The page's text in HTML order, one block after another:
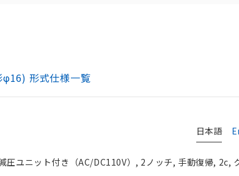
形式仕様一覧
日本語
ユニット付き（AC/DC110V）, 2ノッチ, 手動復帰, 2c,